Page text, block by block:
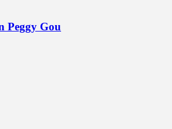
Peggy Gou